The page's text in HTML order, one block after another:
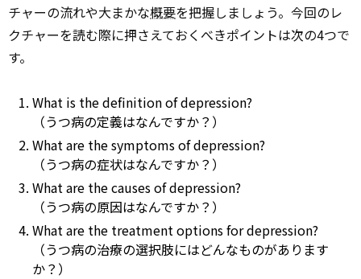
チャーの流れや大まかな概要を把握しましょう。今回のレ
クチャーを読む際に押さえておくべきポイントは次の4つで
す。
What is the definition of depression?
（うつ病の定義はなんですか？）
What are the symptoms of depression?
（うつ病の症状はなんですか？）
What are the causes of depression?
（うつ病の原因はなんですか？）
What are the treatment options for depression?
（うつ病の治療の選択肢にはどんなものがあります
か？）